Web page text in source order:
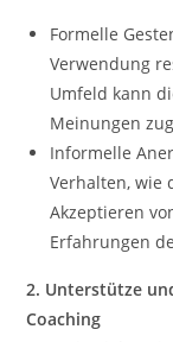
Formelle
Verwendung
Umfeld kann
Meinungen
Informelle
Verhalten, wie
Akzeptieren
Erfahrungen
2. Unterstütze
Coaching